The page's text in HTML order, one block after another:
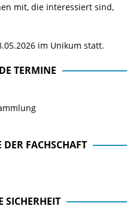
mit, die interessiert sind,
im Unikum statt.
TERMINE
DER FACHSCHAFT
SICHERHEIT